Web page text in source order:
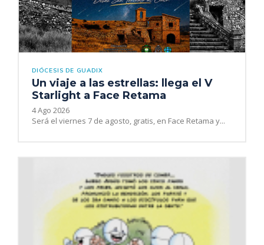
DIÓCESIS DE GUADIX
Un viaje a las estrellas: llega el V
Starlight a Face Retama
4 Ago 2026
Será el viernes 7 de agosto, gratis, en Face Retama y...